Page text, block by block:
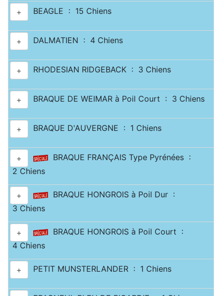
+ BEAGLE : 15 Chiens
+ DALMATIEN : 4 Chiens
+ RHODESIAN RIDGEBACK : 3 Chiens
+ BRAQUE DE WEIMAR à Poil Court : 3 Chiens
+ BRAQUE D'AUVERGNE : 1 Chiens
+
BRAQUE FRANÇAIS Type Pyrénées :
2 Chiens
+
BRAQUE HONGROIS à Poil Dur :
3 Chiens
+
BRAQUE HONGROIS à Poil Court :
4 Chiens
+ PETIT MUNSTERLANDER : 1 Chiens